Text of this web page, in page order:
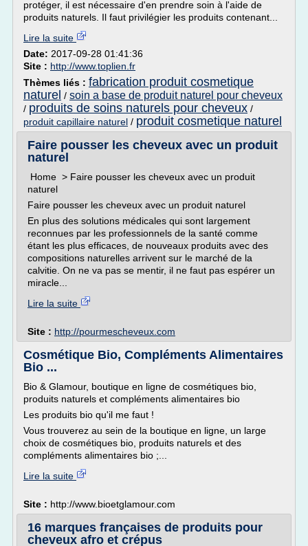
protéger, il est nécessaire d'en prendre soin à l'aide de
produits naturels. Il faut privilégier les produits contenant...
Lire la suite
Date: 2017-09-28 01:41:36
Site : http://www.toplien.fr
Thèmes liés : fabrication produit cosmetique
naturel / soin a base de produit naturel pour cheveux
/ produits de soins naturels pour cheveux /
produit capillaire naturel / produit cosmetique naturel
Faire pousser les cheveux avec un produit
naturel
Home > Faire pousser les cheveux avec un produit
naturel
Faire pousser les cheveux avec un produit naturel
En plus des solutions médicales qui sont largement
reconnues par les professionnels de la santé comme
étant les plus efficaces, de nouveaux produits avec des
compositions naturelles arrivent sur le marché de la
calvitie. On ne va pas se mentir, il ne faut pas espérer un
miracle...
Lire la suite
Site : http://pourmescheveux.com
Cosmétique Bio, Compléments Alimentaires
Bio ...
Bio & Glamour, boutique en ligne de cosmétiques bio,
produits naturels et compléments alimentaires bio
Les produits bio qu'il me faut !
Vous trouverez au sein de la boutique en ligne, un large
choix de cosmétiques bio, produits naturels et des
compléments alimentaires bio ;...
Lire la suite
Site : http://www.bioetglamour.com
16 marques françaises de produits pour
cheveux afro et crépus